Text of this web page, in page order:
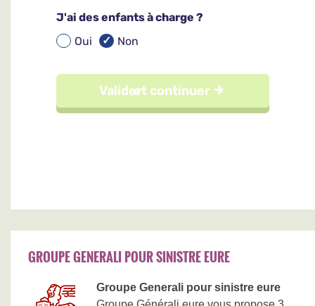
GROUPE GENERALI POUR SINISTRE EURE
Groupe Generali pour sinistre eure